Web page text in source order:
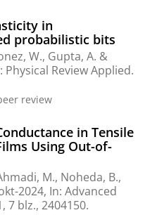
in
probabilistic bits
W., Gupta, A. &
Physical Review Applied.
review
in Tensile
Using Out-of-
M., Noheda, B.,
2024, In: Advanced
, 7 blz., 2404150.